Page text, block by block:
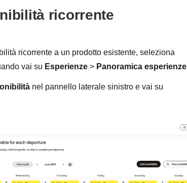
ricorrente
ricorrente a un prodotto esistente, seleziona
vai su Esperienze > Panoramica esperienze
nel pannello laterale sinistro e vai su